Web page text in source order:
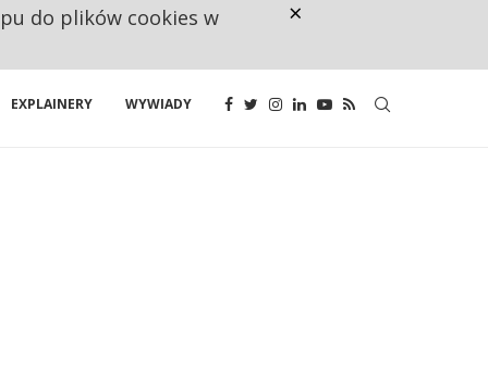
EXPLAINERY WYWIADY
do plików cookies w ×